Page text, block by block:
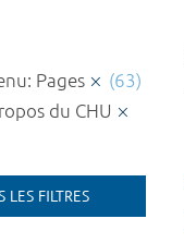
Pages
(63)
du CHU
LES FILTRES